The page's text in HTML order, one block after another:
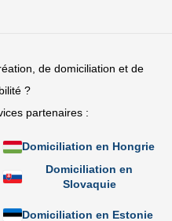
de domiciliation et de
?
partenaires :
Domiciliation en Hongrie
Domiciliation en
Slovaquie
Domiciliation en Estonie